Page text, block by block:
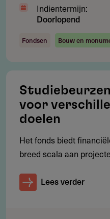
Installaties zoals
Kosten voor
verfraaiing of
het subsidiebesluit
Reguliere
Subsidie
Hoeveel subsidie kun je
Indientermijn:
Doorlopend
Fondsen Bouw en
voor
doelen
Het fonds biedt
breed scala aan
Lees verder